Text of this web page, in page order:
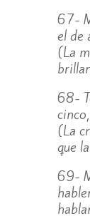
67-
el de
(La
68-
(La
que
69-